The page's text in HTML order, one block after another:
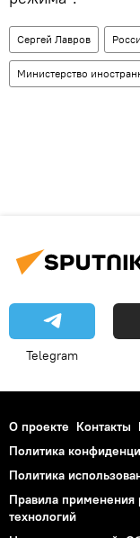
Сергей Лавров
Министерство
Telegram
О проекте Контакты
Политика
Политика
Правила применения
технологий